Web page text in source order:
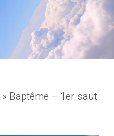
» Baptême – 1er saut